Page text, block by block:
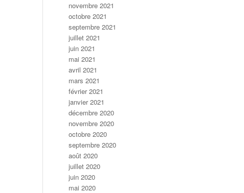
novembre 2021
octobre 2021
septembre 2021
juillet 2021
juin 2021
mai 2021
avril 2021
mars 2021
février 2021
janvier 2021
décembre 2020
novembre 2020
octobre 2020
septembre 2020
août 2020
juillet 2020
juin 2020
mai 2020